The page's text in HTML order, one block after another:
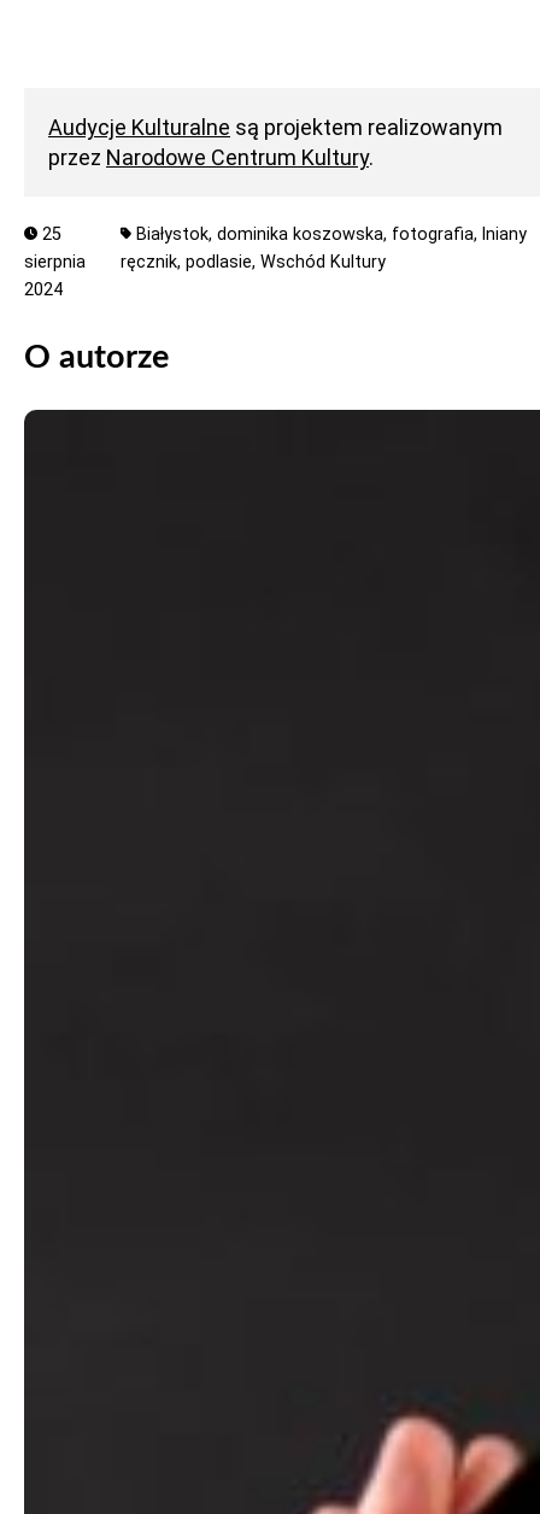
Audycje Kulturalne są projektem realizowanym
przez Narodowe Centrum Kultury.
25
sierpnia
2024
Białystok,dominika koszowska, fotografia, lniany
ręcznik, podlasie, Wschód Kultury
O autorze